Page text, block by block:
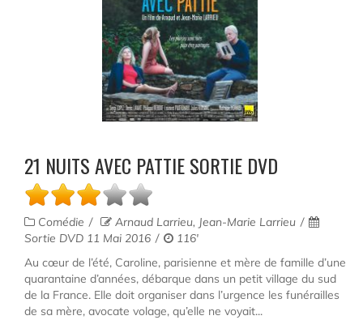
21 NUITS AVEC PATTIE SORTIE DVD
Comédie
Arnaud Larrieu, Jean-Marie Larrieu
Sortie DVD 11 Mai 2016
116'
Au cœur de l’été, Caroline, parisienne et mère de famille d’une
quarantaine d’années, débarque dans un petit village du sud
de la France. Elle doit organiser dans l’urgence les funérailles
de sa mère, avocate volage, qu’elle ne voyait...